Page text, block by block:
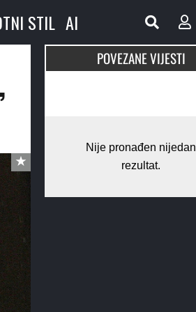
STIL AI
POVEZANE VIJESTI
Nije pronađen nijedan
rezultat.